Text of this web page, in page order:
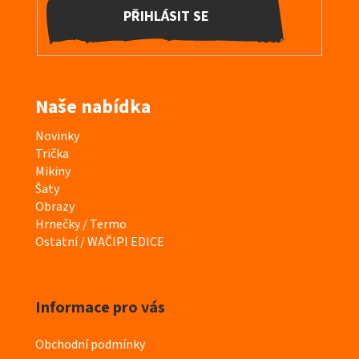
PŘIHLÁSIT SE
Naše nabídka
K
a
t
e
g
o
r
Novinky
Trička
Mikiny
Šaty
Obrazy
Hrnečky / Termo
Ostatní / WAČIPI EDICE
Informace pro vás
Obchodní podmínky